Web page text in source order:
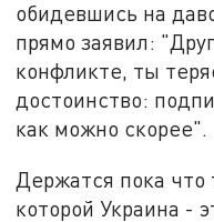
обидевшись на
прямо заявил:
конфликте, ты
достоинство:
как можно скорее".
Держатся пока что
которой Украина -